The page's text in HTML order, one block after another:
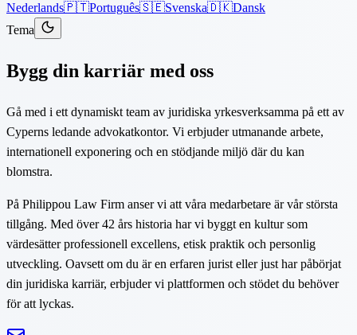
Nederlands🇵🇹Português🇸🇪Svenska🇩🇰Dansk
Tema
Bygg din karriär med oss
Gå med i ett dynamiskt team av juridiska yrkesverksamma på ett av
Cyperns ledande advokatkontor. Vi erbjuder utmanande arbete,
internationell exponering och en stödjande miljö där du kan
blomstra.
På Philippou Law Firm anser vi att våra medarbetare är vår största
tillgång. Med över 42 års historia har vi byggt en kultur som
värdesätter professionell excellens, etisk praktik och personlig
utveckling. Oavsett om du är en erfaren jurist eller just har påbörjat
din juridiska karriär, erbjuder vi plattformen och stödet du behöver
för att lyckas.